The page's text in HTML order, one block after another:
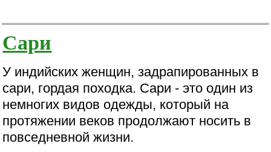
Сари
У индийских женщин, задрапированных в
сари, гордая походка. Сари - это один из
немногих видов одежды, который на
протяжении веков продолжают носить в
повседневной жизни.